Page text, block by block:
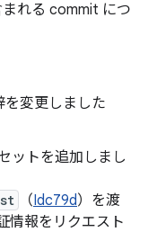
れる commit につ
を変更しました
ットを追加しまし
（Idc79d）を渡
情報をリクエスト